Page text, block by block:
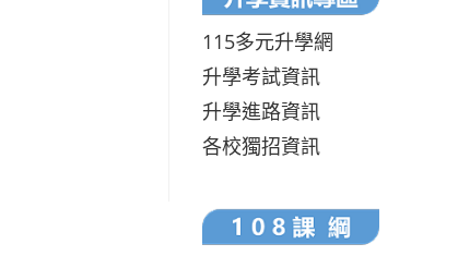
115多元升學網
升學考試資訊
升學進路資訊
各校獨招資訊